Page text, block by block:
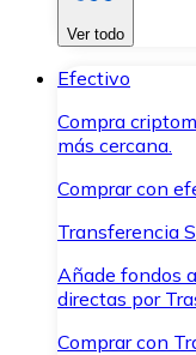
Ver todo
Efectivo
Compra
más cercana.
Comprar con
Transferencia
Añade fondos
directas por
Comprar con